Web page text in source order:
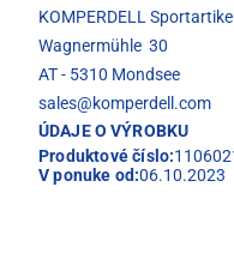
KOMPERDELL
Wagnermühle 30
AT - 5310 Mondsee
sales@komperdell.com
ÚDAJE O VÝROBKU
Produktové číslo:
V ponuke od:06.10.2023